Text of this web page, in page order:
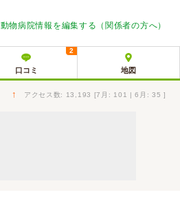
動物病院情報を編集する（関係者の方へ）
口コミ
2
地図
↑ アクセス数: 13,193 [7月: 101 | 6月: 35 ]